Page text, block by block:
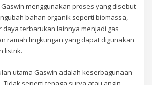
menggunakan proses yang disebut
bahan organik seperti biomassa,
daya terbarukan lainnya menjadi gas
ramah lingkungan yang dapat digunakan
listrik.
utama Gaswin adalah keserbagunaan